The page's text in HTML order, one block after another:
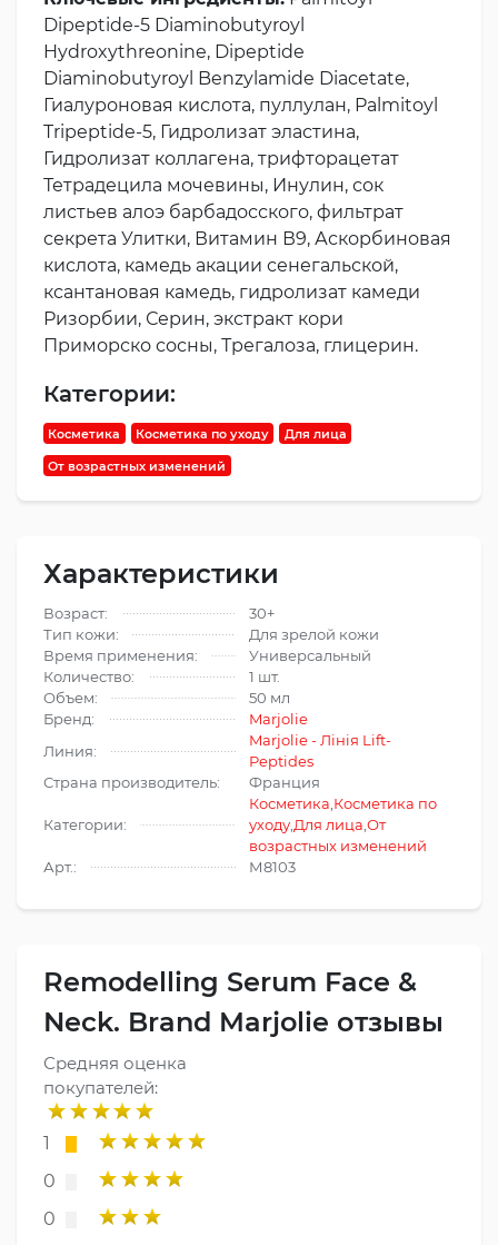
Dipeptide-5 Diaminobutyroyl
Hydroxythreonine, Dipeptide
Diaminobutyroyl Benzylamide Diacetate,
Гиалуроновая кислота, пуллулан, Palmitoyl
Tripeptide-5, Гидролизат эластина,
Гидролизат коллагена, трифторацетат
Тетрадецила мочевины, Инулин, сок
листьев алоэ барбадосского, фильтрат
секрета Улитки, Витамин В9, Аскорбиновая
кислота, камедь акации сенегальской,
ксантановая камедь, гидролизат камеди
Ризорбии, Серин, экстракт кори
Приморско сосны, Трегалоза, глицерин.
Категории:
Косметика Косметика по уходу Для лица
От возрастных изменений
Характеристики
Возраст:
30+
Тип кожи:
Для зрелой кожи
Время применения:
Универсальный
Количество:
1 шт.
Объем:
50 мл
Бренд:
Marjolie
Линия:
Marjolie - Лінія Lift-
Peptides
Страна производитель:
Франция
Категории:
Косметика,Косметика по
уходу,Для лица,От
возрастных изменений
Арт.:
М8103
Remodelling Serum Face &
Neck. Brand Marjolie отзывы
Средняя оценка
покупателей:
1
0
0